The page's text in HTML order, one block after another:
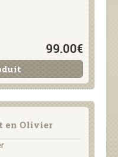
99.00€
en Olivier